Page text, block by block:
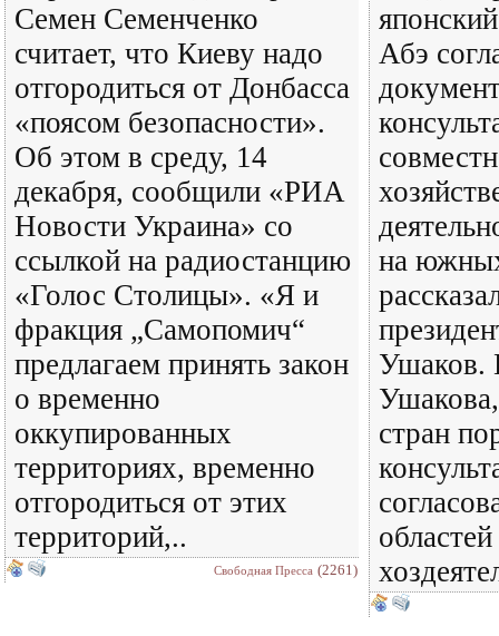
Семен Семенченко
считает, что Киеву надо
отгородиться от Донбасса
«поясом безопасности».
Об этом в среду, 14
декабря, сообщили «РИА
Новости Украина» со
ссылкой на радиостанцию
«Голос Столицы». «Я и
фракция „Самопомич“
предлагаем принять закон
о временно
оккупированных
территориях, временно
отгородиться от этих
территорий,..
Свободная Пресса (2261)
Абэ
на
Ушаков.
стран